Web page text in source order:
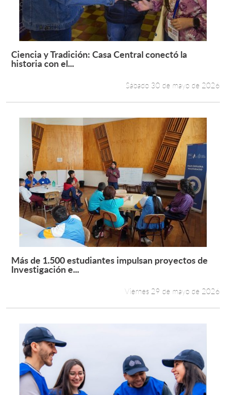
Leer más +
Ciencia y Tradición: Casa Central conectó la
historia con el...
Sábado 30 de mayo de 2026
Leer más +
Más de 1.500 estudiantes impulsan proyectos de
Investigación e...
Viernes 29 de mayo de 2026